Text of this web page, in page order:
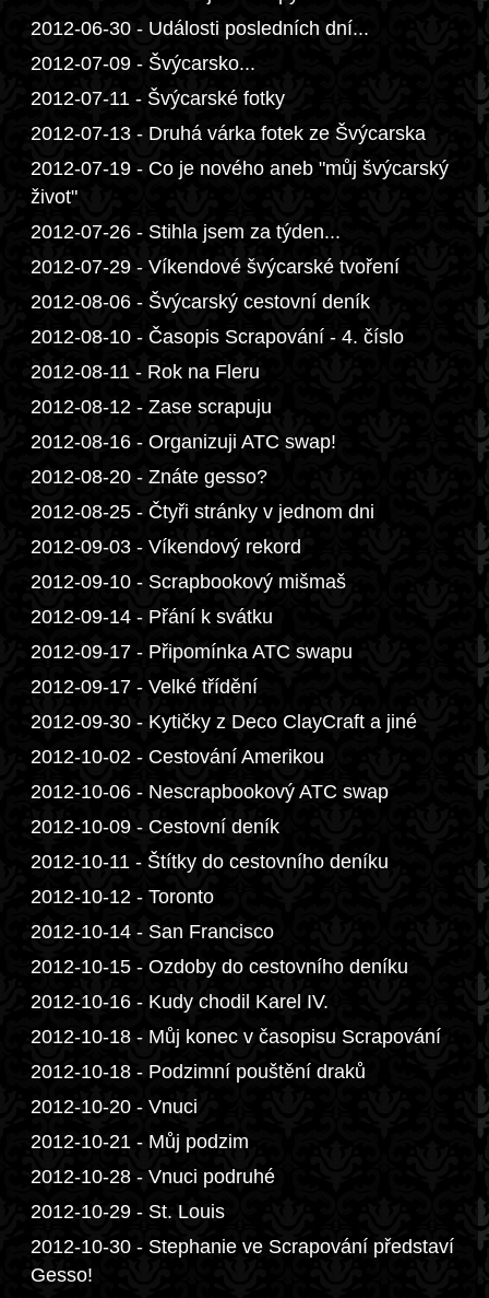
2012-06-30 - Události posledních dní...
2012-07-09 - Švýcarsko...
2012-07-11 - Švýcarské fotky
2012-07-13 - Druhá várka fotek ze Švýcarska
2012-07-19 - Co je nového aneb "můj švýcarský
život"
2012-07-26 - Stihla jsem za týden...
2012-07-29 - Víkendové švýcarské tvoření
2012-08-06 - Švýcarský cestovní deník
2012-08-10 - Časopis Scrapování - 4. číslo
2012-08-11 - Rok na Fleru
2012-08-12 - Zase scrapuju
2012-08-16 - Organizuji ATC swap!
2012-08-20 - Znáte gesso?
2012-08-25 - Čtyři stránky v jednom dni
2012-09-03 - Víkendový rekord
2012-09-10 - Scrapbookový mišmaš
2012-09-14 - Přání k svátku
2012-09-17 - Připomínka ATC swapu
2012-09-17 - Velké třídění
2012-09-30 - Kytičky z Deco ClayCraft a jiné
2012-10-02 - Cestování Amerikou
2012-10-06 - Nescrapbookový ATC swap
2012-10-09 - Cestovní deník
2012-10-11 - Štítky do cestovního deníku
2012-10-12 - Toronto
2012-10-14 - San Francisco
2012-10-15 - Ozdoby do cestovního deníku
2012-10-16 - Kudy chodil Karel IV.
2012-10-18 - Můj konec v časopisu Scrapování
2012-10-18 - Podzimní pouštění draků
2012-10-20 - Vnuci
2012-10-21 - Můj podzim
2012-10-28 - Vnuci podruhé
2012-10-29 - St. Louis
2012-10-30 - Stephanie ve Scrapování představí
Gesso!